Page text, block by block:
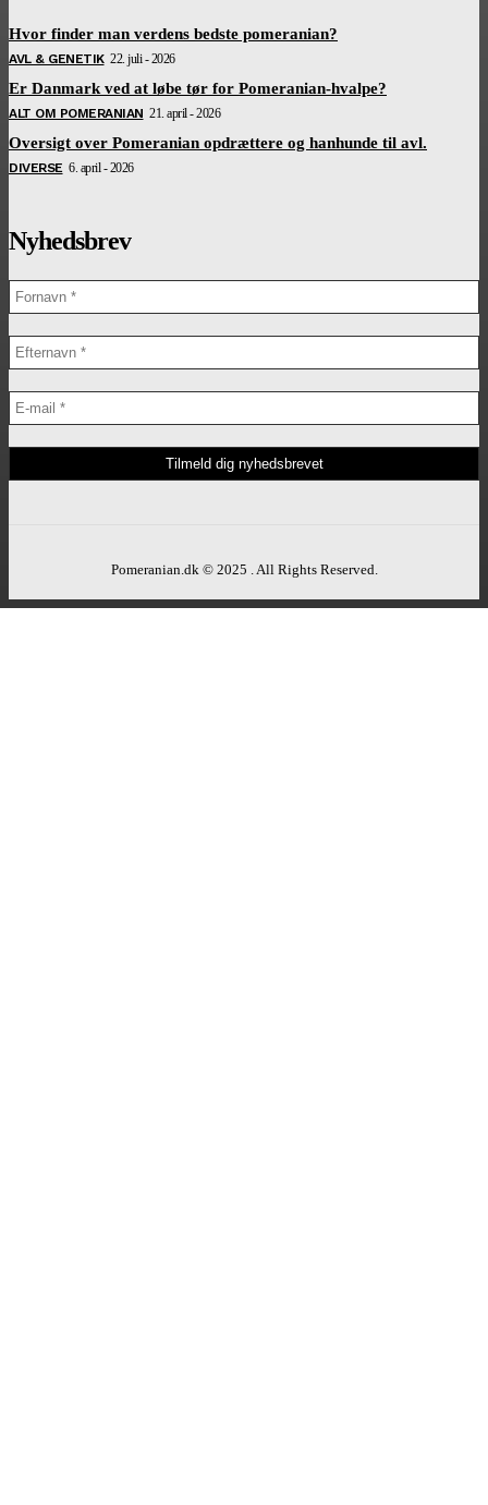
Hvor finder man verdens bedste pomeranian?
AVL & GENETIK 22. juli - 2026
Er Danmark ved at løbe tør for Pomeranian-hvalpe?
ALT OM POMERANIAN 21. april - 2026
Oversigt over Pomeranian opdrættere og hanhunde til avl.
DIVERSE 6. april - 2026
Nyhedsbrev
Pomeranian.dk © 2025 . All Rights Reserved.